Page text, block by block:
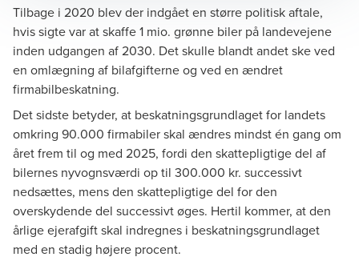
Tilbage i 2020 blev der indgået en større politisk aftale,
hvis sigte var at skaffe 1 mio. grønne biler på landevejene
inden udgangen af 2030. Det skulle blandt andet ske ved
en omlægning af bilafgifterne og ved en ændret
firmabilbeskatning.
Det sidste betyder, at beskatningsgrundlaget for landets
omkring 90.000 firmabiler skal ændres mindst én gang om
året frem til og med 2025, fordi den skattepligtige del af
bilernes nyvognsværdi op til 300.000 kr. successivt
nedsættes, mens den skattepligtige del for den
overskydende del successivt øges. Hertil kommer, at den
årlige ejerafgift skal indregnes i beskatningsgrundlaget
med en stadig højere procent.
Lars Bodín Jacobsen
Director, Tax Legal